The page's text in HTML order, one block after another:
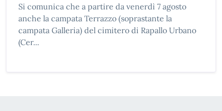
Si comunica che a partire da venerdì 7 agosto
anche la campata Terrazzo (soprastante la
campata Galleria) del cimitero di Rapallo Urbano
(Cer...